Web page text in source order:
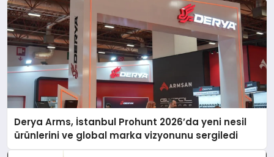
Derya Arms, İstanbul Prohunt 2026’da yeni nesil
ürünlerini ve global marka vizyonunu sergiledi